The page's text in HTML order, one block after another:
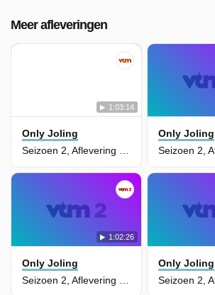
Meer afleveringen
1:03:14
Only Joling
Seizoen 2, Aflevering 10
Only Joling
Seizoen 2,
1:02:26
Only Joling
Only Joling